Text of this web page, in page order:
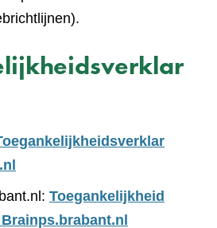
Toegankelijkheid